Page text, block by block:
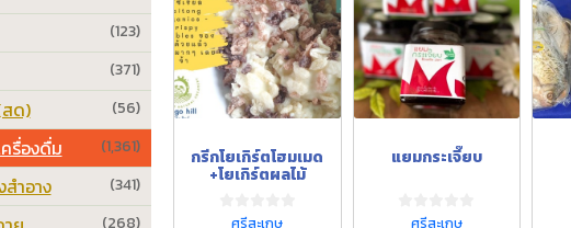
กรีกโยเกิร์ตโฮมเมด
+โยเกิร์ตผลไม้
ศรีสะเกษ
แยมกระเจี๊ยบ
ศรีสะเกษ
(123)
(371)
(56)
ด)
(1,361)
ครื่องดื่ม
(341)
ำอาง
(268)